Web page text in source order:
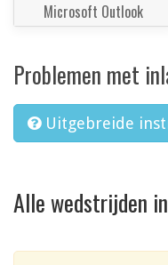
Microsoft Outlook
Problemen met
Uitgebreide
Alle wedstrijden